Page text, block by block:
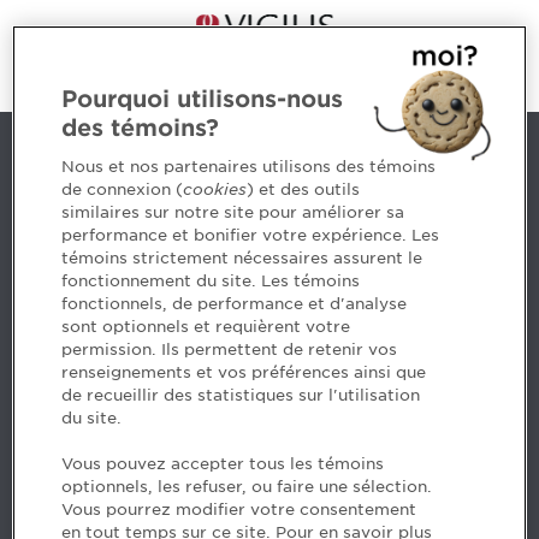
Nous joindre
5, Place Ville Marie, bureau 800, Montréal (Québec)
H3B 2G2
www.cpaquebec.ca
Des questions? Faites appel à notre équipe >
Envie de mettre de l’Ordre dans votre carrière? Voyez
les postes disponibles >
Facebook - Devenir CPA
Instagram
LinkedIn - CPA
Pourquoi utilisons-nous
des témoins?
Nous et nos partenaires utilisons des témoins
de connexion (cookies) et des outils
similaires sur notre site pour améliorer sa
performance et bonifier votre expérience. Les
témoins strictement nécessaires assurent le
fonctionnement du site. Les témoins
fonctionnels, de performance et d'analyse
sont optionnels et requièrent votre
permission. Ils permettent de retenir vos
renseignements et vos préférences ainsi que
de recueillir des statistiques sur l'utilisation
du site.
Vous pouvez accepter tous les témoins
optionnels, les refuser, ou faire une sélection.
Vous pourrez modifier votre consentement
en tout temps sur ce site. Pour en savoir plus